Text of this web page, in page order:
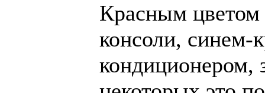
Красным цветом
консоли, синем-
кондиционером,